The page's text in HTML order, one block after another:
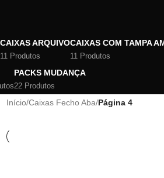
CAIXAS ARQUIVO
11 Produtos
CAIXAS COM TAMPA
11 Produtos
PACKS MUDANÇA
22 Produtos
Início/Caixas Fecho Aba/Página 4